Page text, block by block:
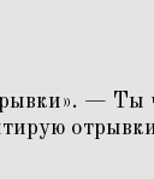
— Ты